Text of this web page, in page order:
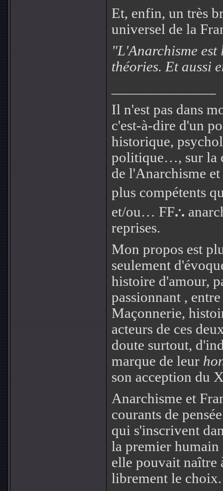
Et, enfin, un très
universel de la
"L'Anarchisme est
théories. Et aussi
Il n'est pas dans
c'est-à-dire d'un
historique,
politique…, sur la
de l'Anarchisme
plus compétents
et/ou… FF...
reprises.
Mon propos est
seulement
histoire d'amour,
passionnant ,
Maçonnerie,
acteurs de ces
doute surtout,
marque de leur
son acception du
Anarchisme et
courants de
qui s'inscrivent
la premier humain
elle pouvait naître
librement le choix.